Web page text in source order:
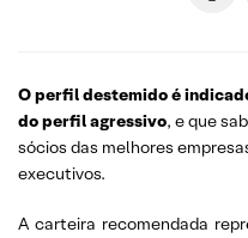
O perfil destemido é
do perfil agressivo, e que
sócios das melhores
executivos.
A carteira recomendada